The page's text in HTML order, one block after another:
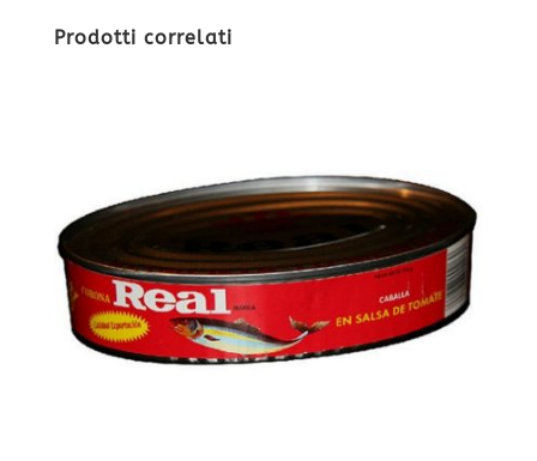
Prodotti correlati